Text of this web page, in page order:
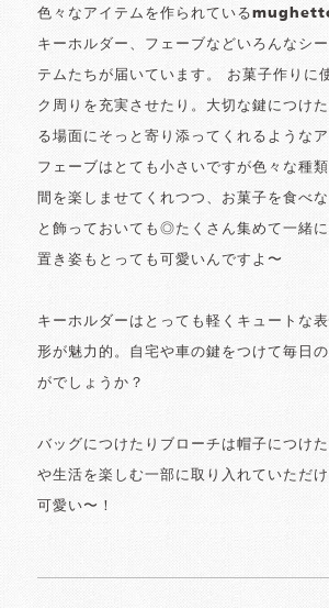
色々なアイテムを作られている
キーホルダー、フェーブなどいろんなシ
テムたちが届いています。 お菓子作りに
ク周りを充実させたり。大切な鍵につけ
る場面にそっと寄り添ってくれるような
フェーブはとても小さいですが色々な種
間を楽しませてくれつつ、お菓子を食べ
と飾っておいても◎たくさん集めて一緒
置き姿もとっても可愛いんですよ〜
キーホルダーはとっても軽くキュートな
形が魅力的。自宅や車の鍵をつけて毎日
がでしょうか？
バッグにつけたりブローチは帽子につけ
や生活を楽しむ一部に取り入れていただ
可愛い〜！